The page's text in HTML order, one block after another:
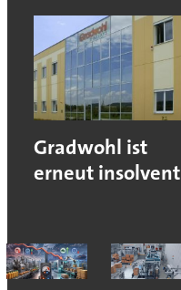
Gradwohl ist
erneut insolvent